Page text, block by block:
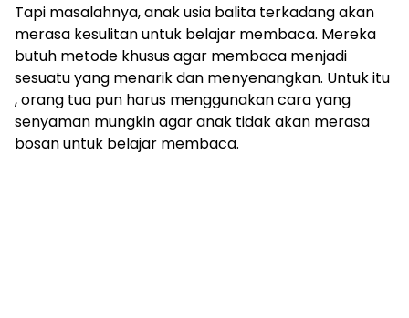
Tapi masalahnya, anak usia balita terkadang akan
merasa kesulitan untuk belajar membaca. Mereka
butuh metode khusus agar membaca menjadi
sesuatu yang menarik dan menyenangkan. Untuk itu
, orang tua pun harus menggunakan cara yang
senyaman mungkin agar anak tidak akan merasa
bosan untuk belajar membaca.